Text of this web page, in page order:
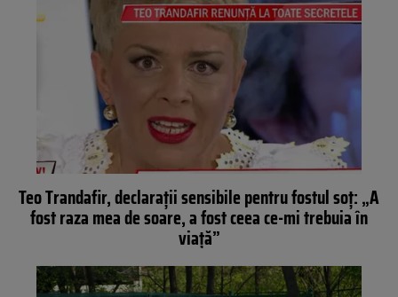
Teo Trandafir, declaraţii sensibile pentru fostul soţ: „A
fost raza mea de soare, a fost ceea ce-mi trebuia în
viaţă”